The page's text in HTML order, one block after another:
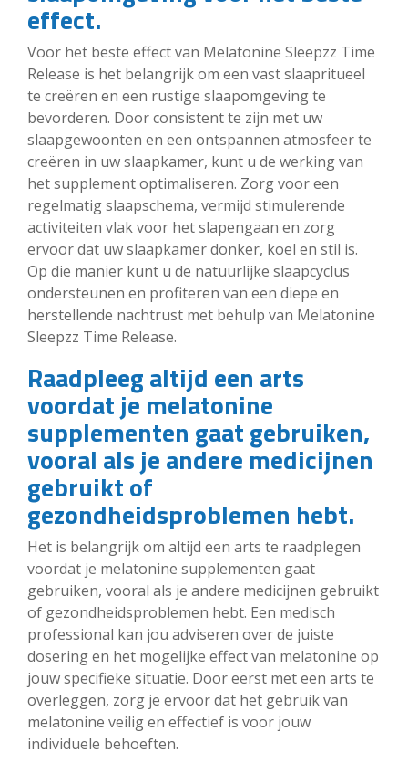
effect.
Voor het beste effect van Melatonine Sleepzz Time
Release is het belangrijk om een vast slaapritueel
te creëren en een rustige slaapomgeving te
bevorderen. Door consistent te zijn met uw
slaapgewoonten en een ontspannen atmosfeer te
creëren in uw slaapkamer, kunt u de werking van
het supplement optimaliseren. Zorg voor een
regelmatig slaapschema, vermijd stimulerende
activiteiten vlak voor het slapengaan en zorg
ervoor dat uw slaapkamer donker, koel en stil is.
Op die manier kunt u de natuurlijke slaapcyclus
ondersteunen en profiteren van een diepe en
herstellende nachtrust met behulp van Melatonine
Sleepzz Time Release.
Raadpleeg altijd een arts
voordat je melatonine
supplementen gaat gebruiken,
vooral als je andere medicijnen
gebruikt of
gezondheidsproblemen hebt.
Het is belangrijk om altijd een arts te raadplegen
voordat je melatonine supplementen gaat
gebruiken, vooral als je andere medicijnen gebruikt
of gezondheidsproblemen hebt. Een medisch
professional kan jou adviseren over de juiste
dosering en het mogelijke effect van melatonine op
jouw specifieke situatie. Door eerst met een arts te
overleggen, zorg je ervoor dat het gebruik van
melatonine veilig en effectief is voor jouw
individuele behoeften.